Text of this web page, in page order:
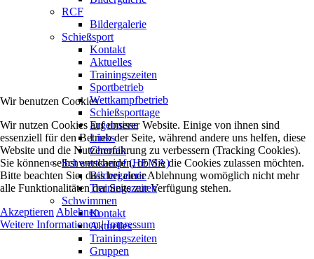
RCF
Bildergalerie
Schießsport
Kontakt
Aktuelles
Trainingszeiten
Sportbetrieb
Wettkampfbetrieb
Schießsporttage
Ergebnisse
Links
Chronik
Schwertkampf (HEMA)
Bildergalerie
Trainingszeiten
Schwimmen
Kontakt
Aktuelles
Trainingszeiten
Gruppen
Wir benutzen Cookies
Wir nutzen Cookies auf unserer Website. Einige von ihnen sind
essenziell für den Betrieb der Seite, während andere uns helfen, diese
Website und die Nutzererfahrung zu verbessern (Tracking Cookies).
Sie können selbst entscheiden, ob Sie die Cookies zulassen möchten.
Bitte beachten Sie, dass bei einer Ablehnung womöglich nicht mehr
alle Funktionalitäten der Seite zur Verfügung stehen.
Akzeptieren Ablehnen
Weitere Informationen|Impressum